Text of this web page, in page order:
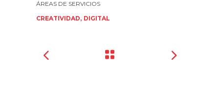
CREATIVIDAD DIGITAL